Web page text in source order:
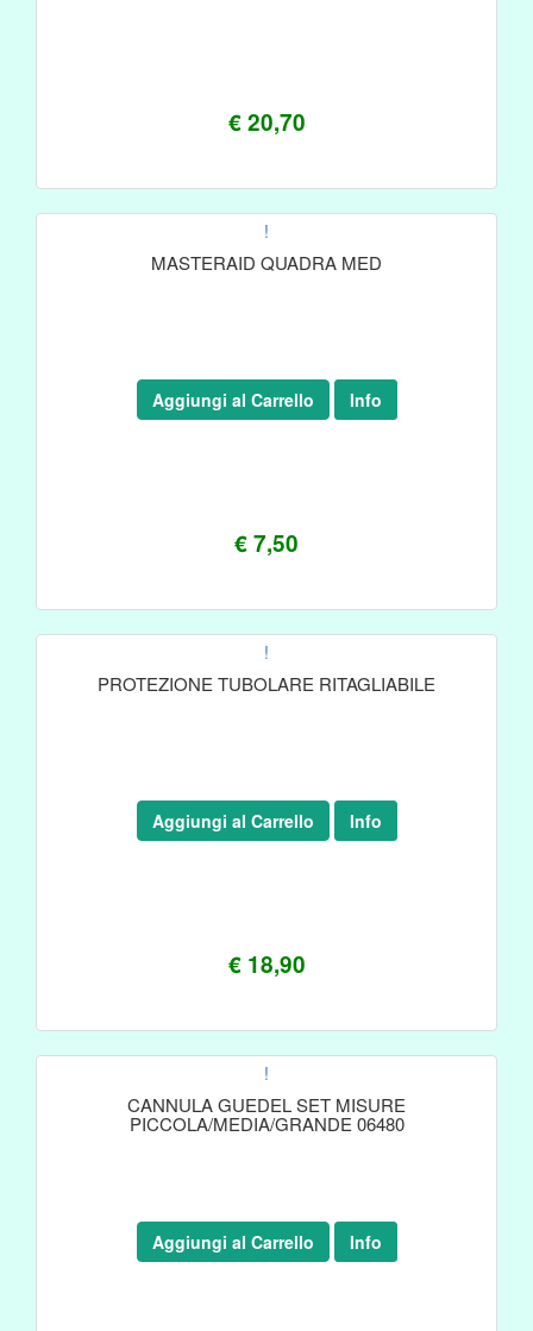
€ 20,70
!
MASTERAID QUADRA MED
€ 7,50
Aggiungi al Carrello Info
!
PROTEZIONE TUBOLARE RITAGLIABILE
€ 18,90
Aggiungi al Carrello Info
!
CANNULA GUEDEL SET MISURE
PICCOLA/MEDIA/GRANDE 06480
Aggiungi al Carrello Info